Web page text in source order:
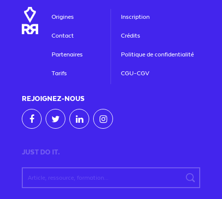
Origines
Contact
Partenaires
Tarifs
Inscription
Crédits
Politique de confidentialité
CGU-CGV
REJOIGNEZ-NOUS
JUST DO IT.